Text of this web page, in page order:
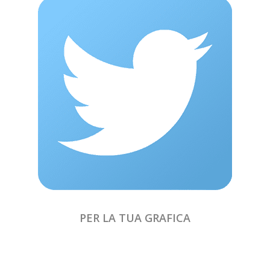
PER LA TUA GRAFICA